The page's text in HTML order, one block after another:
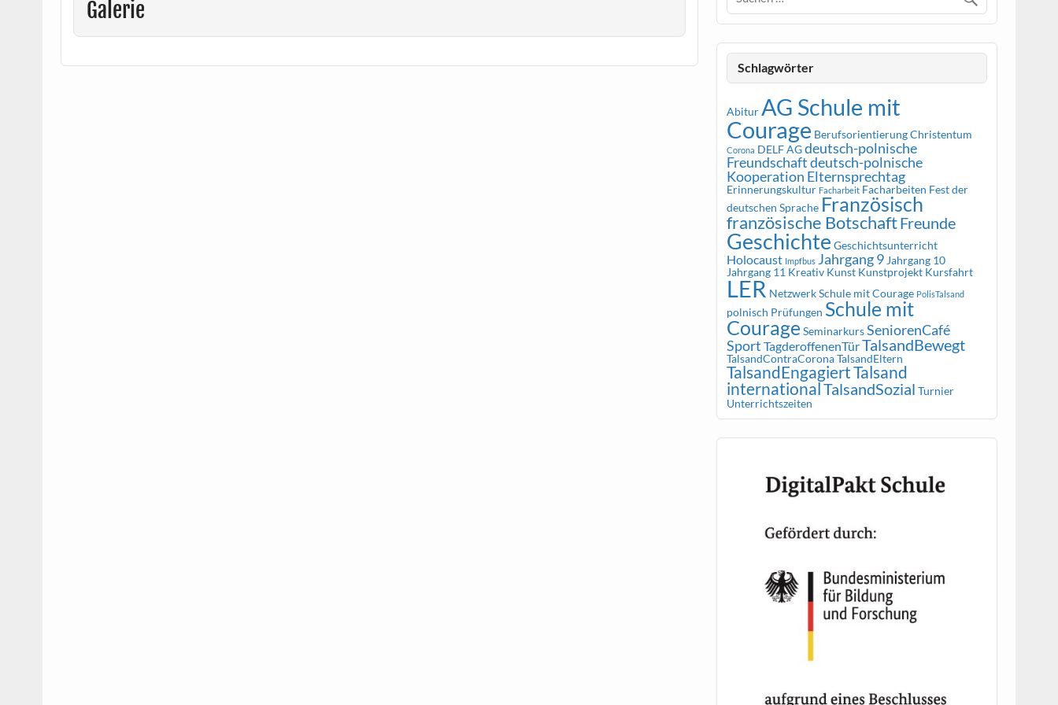
Galerie
Schlagwörter
AbiturAG Schule mit
Courage BerufsorientierungChristentum
Corona DELF AGdeutsch-polnische
Freundschaftdeutsch-polnische
Kooperation Elternsprechtag
Erinnerungskultur Facharbeit Facharbeiten Fest der
deutschen Sprache Französisch
französische BotschaftFreunde
Geschichte Geschichtsunterricht
Holocaust Impfbus Jahrgang 9 Jahrgang 10
Jahrgang 11 Kreativ Kunst Kunstprojekt Kursfahrt
LER Netzwerk Schule mit Courage PolisTalsand
polnisch Prüfungen Schule mit
Courage SeminarkursSeniorenCafé
Sport TagderoffenenTürTalsandBewegt
TalsandContraCoronaTalsandEltern
TalsandEngagiertTalsand
internationalTalsandSozial Turnier
Unterrichtszeiten